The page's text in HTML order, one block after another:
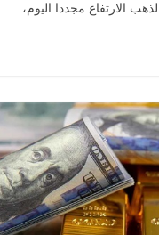
الارتفاع مجددا اليوم،